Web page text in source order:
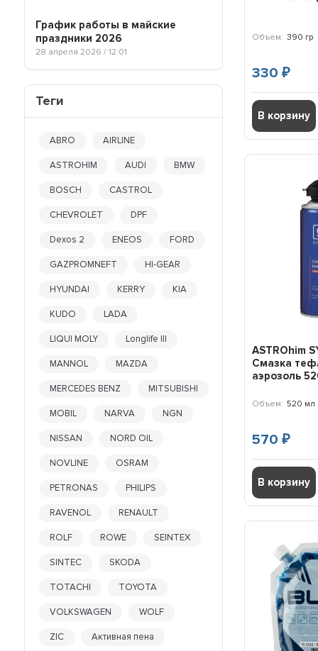
Силиконовые
Тефлоновые
Химическистойкие
XADO
АГРИНОЛ
АЗМОЛ
125 мл
13 гр
140 гр
140 мл
15 кг
15,88 кг
150 гр
16 кг
170 гр
18 кг
2 л
2,5 кг
20 л
200 гр
210 гр
25 гр
250 мл
28 гр
284 гр
30 гр
300 гр
300 мл
312 мл
360 мл
390 гр
График работы в майские
праздники 2026
28 апреля 2026 / 12:01
Теги
ABRO AIRLINE
ASTROHIM AUDI BMW
BOSCH CASTROL
CHEVROLET DPF
Dexos 2 ENEOS FORD
GAZPROMNEFT HI-GEAR
HYUNDAI KERRY KIA
KUDO LADA
LIQUI MOLY Longlife III
MANNOL MAZDA
MERCEDES BENZ MITSUBISHI
MOBIL NARVA NGN
NISSAN NORD OIL
NOVLINE OSRAM
PETRONAS PHILIPS
RAVENOL RENAULT
ROLF ROWE SEINTEX
SINTEC SKODA
TOTACHI TOYOTA
VOLKSWAGEN WOLF
ZIC Активная пена
Объем: 390 гр
330₽
В корзину
ASTROhim
Смазка
аэрозоль
Объем: 520 мл
570₽
В корзину